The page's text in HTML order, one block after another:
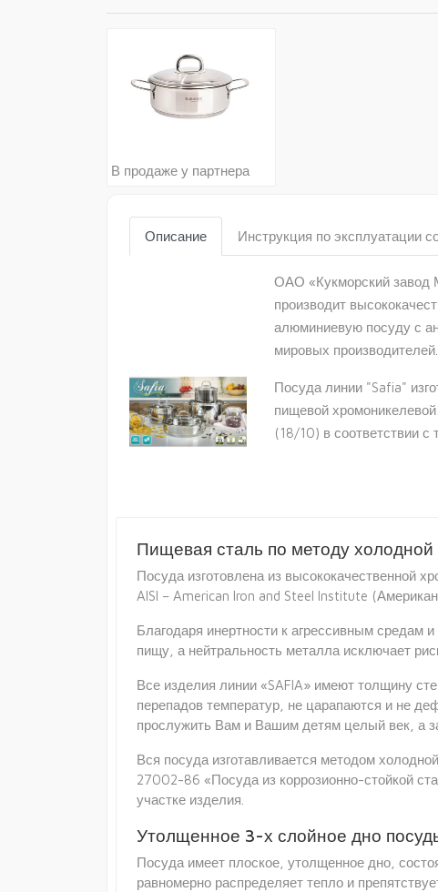
В продаже у партнера
Описание Инструкция по эксплуатации
ОАО «Кукморский завод
производит
алюминиевую посуду с
мировых производителей.
Посуда линии "Safia"
пищевой
(18/10) в соответствии с
Пищевая сталь по методу
Посуда изготовлена из высококачественной
AISI – American Iron and Steel Institute
Благодаря инертности к агрессивным средам
пищу, а нейтральность металла исключает
Все изделия линии «SAFIA» имеют толщину
перепадов температур, не царапаются и не
прослужить Вам и Вашим детям целый век, а
Вся посуда изготавливается методом
27002-86 «Посуда из коррозионно-стойкой
участке изделия.
Утолщенное 3-х слойное дно
Посуда имеет плоское, утолщенное дно,
равномерно распределяет тепло и